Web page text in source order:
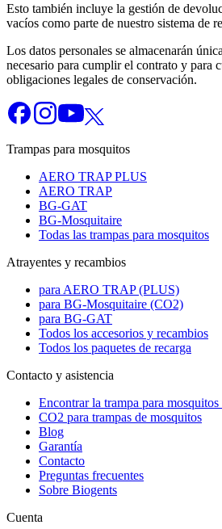
Esto también incluye la gestión de
vacíos como parte de nuestro sistema de
Los datos personales se almacenarán
necesario para cumplir el contrato y para
obligaciones legales de conservación.
Trampas para mosquitos
AERO TRAP PLUS
AERO TRAP
BG-GAT
BG-Mosquitaire
Todas las trampas para mosquitos
Atrayentes y recambios
para AERO TRAP (PLUS)
para BG-Mosquitaire (CO2)
para BG-GAT
Todos los accesorios y recambios
Todos los paquetes de recarga
Contacto y asistencia
Encontrar la trampa para mosquitos
CO2 para trampas de mosquitos
Blog
Garantía
Contacto
Preguntas frecuentes
Sobre Biogents
Cuenta